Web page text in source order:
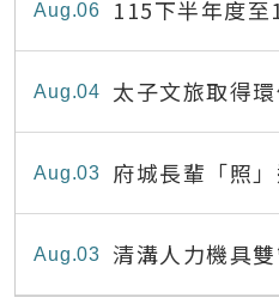
06
Aug
115下半年度至
缺員額表
04
Aug
太子文旅取得
宿達22家
03
Aug
府城長輩「照」過來 繳照換
最高補助8,000
03
Aug
清溝人力機具
清疏效能